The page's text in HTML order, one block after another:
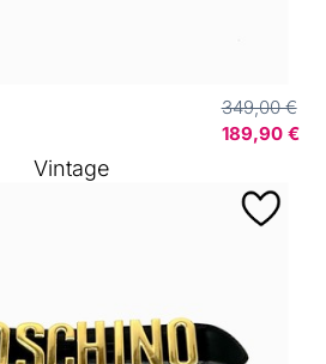
349,00 €
189,90 €
Vintage